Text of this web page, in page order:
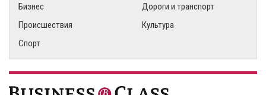
Бизнес
Дороги и транспорт
Происшествия
Культура
Спорт